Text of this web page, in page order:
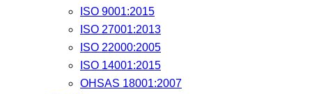
ISO 9001:2015
ISO 27001:2013
ISO 22000:2005
ISO 14001:2015
OHSAS 18001:2007